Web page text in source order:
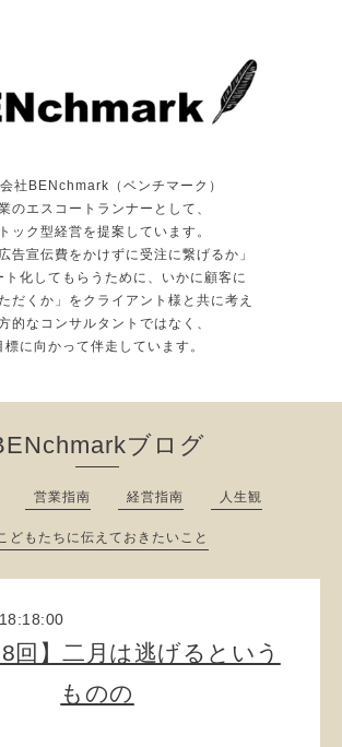
社BENchmark（ベンチマーク）
のエスコートランナーとして、
ック型経営を提案しています。
告宣伝費をかけずに受注に繋げるか」
ト化してもらうために、いかに顧客に
だくか」をクライアント様と共に考え
的なコンサルタントではなく、
標に向かって伴走しています。
ブログ
営業指南 経営指南 人生観
こどもたちに伝えておきたいこと
回】二月は逃げるという
ものの